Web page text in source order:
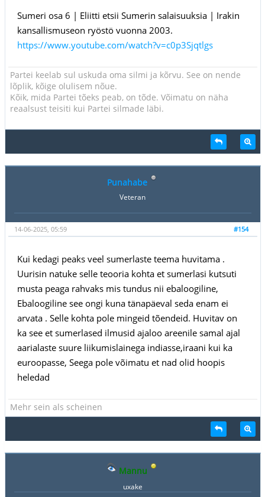
Sumeri osa 6 | Eliitti etsii Sumerin salaisuuksia | Irakin
kansallismuseon ryöstö vuonna 2003.
https://www.youtube.com/watch?v=c0p3Sjqtlgs
Partei keelab sul uskuda oma silmi ja kõrvu. See on nende
lõplik, kõige olulisem nõue.
Kõik, mida Partei tõeks peab, on tõde. Võimatu on näha
reaalsust teisiti kui Partei silmade läbi.
Punahabe
Veteran
#154
14-06-2025, 05:59
Kui kedagi peaks veel sumerlaste teema huvitama .
Uurisin natuke selle teooria kohta et sumerlasi kutsuti
musta peaga rahvaks mis tundus nii ebaloogiline,
Ebaloogiline see ongi kuna tänapäeval seda enam ei
arvata . Selle kohta pole mingeid tõendeid. Huvitav on
ka see et sumerlased ilmusid ajaloo areenile samal ajal
aarialaste suure liikumislainega indiasse,iraani kui ka
euroopasse, Seega pole võimatu et nad olid hoopis
heledad
Mehr sein als scheinen
Mannu
uxake